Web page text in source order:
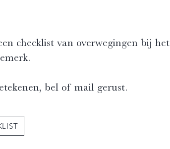
checklist van overwegingen bij het
bel of mail gerust.